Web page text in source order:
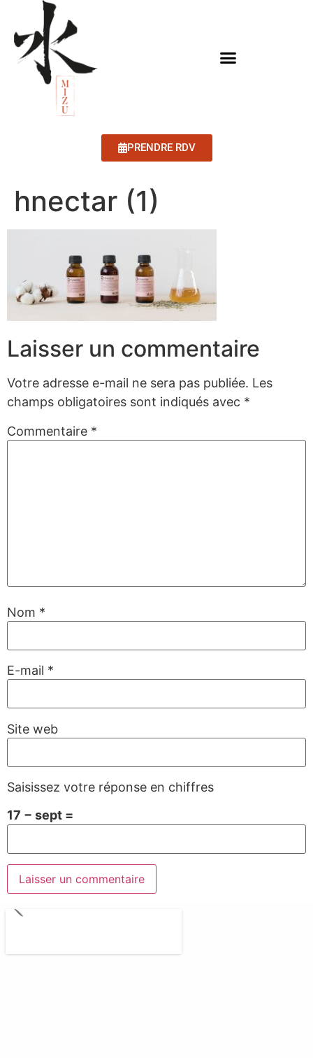
PRENDRE RDV
hnectar (1)
Laisser un commentaire
Votre adresse e-mail ne sera pas publiée. Les
champs obligatoires sont indiqués avec *
Commentaire *
Nom *
E-mail *
Site web
Saisissez votre réponse en chiffres
17 − sept =